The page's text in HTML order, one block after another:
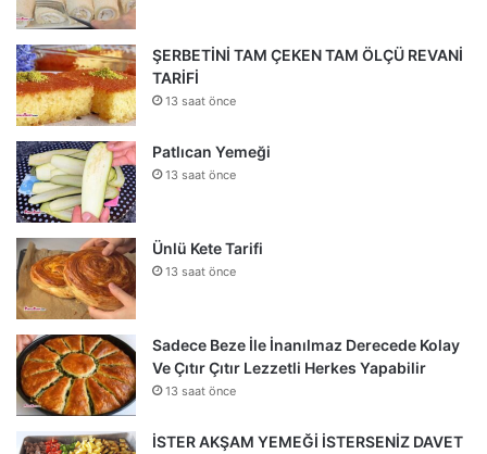
ŞERBETİNİ TAM ÇEKEN TAM ÖLÇÜ REVANİ
TARİFİ
13 saat önce
Patlıcan Yemeği
13 saat önce
Ünlü Kete Tarifi
13 saat önce
Sadece Beze İle İnanılmaz Derecede Kolay
Ve Çıtır Çıtır Lezzetli Herkes Yapabilir
13 saat önce
İSTER AKŞAM YEMEĞİ İSTERSENİZ DAVET